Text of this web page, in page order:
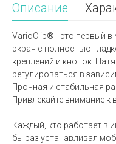
Описание
VarioClip® - это первый
экран с полностью
креплений и кнопок.
регулироваться в
Прочная и стабильная
Привлекайте внимание к
Каждый, кто работает в
бы раз устанавливал